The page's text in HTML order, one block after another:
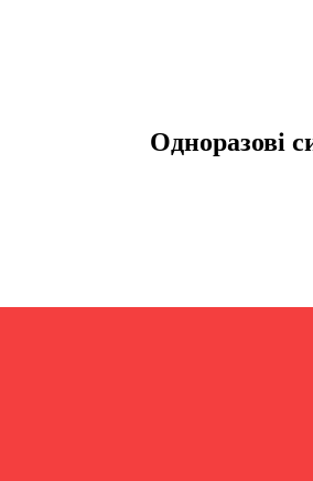
Одноразові